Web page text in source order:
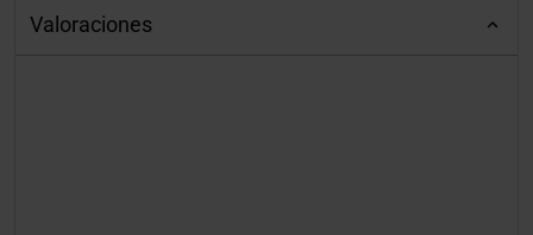
Valoraciones